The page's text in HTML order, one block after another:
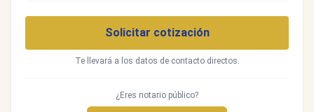
Solicitar cotización
Te llevará a los datos de contacto directos.
¿Eres notario público?